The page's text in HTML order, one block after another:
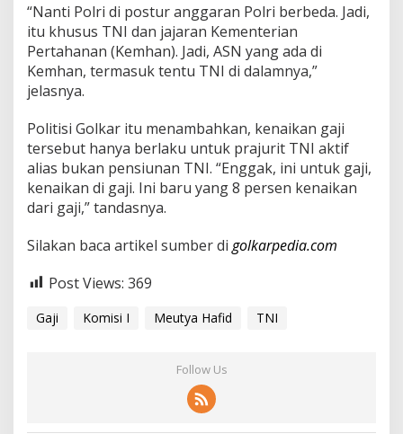
I
“Nanti Polri di postur anggaran Polri berbeda. Jadi,
itu khusus TNI dan jajaran Kementerian
Pertahanan (Kemhan). Jadi, ASN yang ada di
Kemhan, termasuk tentu TNI di dalamnya,”
jelasnya.
Politisi Golkar itu menambahkan, kenaikan gaji
tersebut hanya berlaku untuk prajurit TNI aktif
alias bukan pensiunan TNI. “Enggak, ini untuk gaji,
kenaikan di gaji. Ini baru yang 8 persen kenaikan
dari gaji,” tandasnya.
Silakan baca artikel sumber di golkarpedia.com
Post Views: 369
Gaji Komisi I Meutya Hafid TNI
Follow Us